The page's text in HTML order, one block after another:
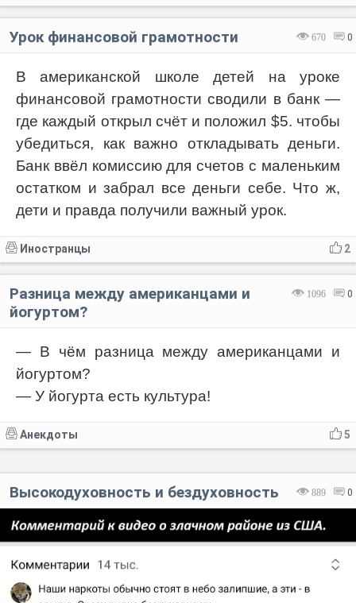
670 0
Урок финансовой грамотности
В американской школе детей на уроке
финансовой грамотности сводили в банк —
где каждый открыл счёт и положил $5. чтобы
убедиться, как важно откладывать деньги.
Банк ввёл комиссию для счетов с маленьким
остатком и забрал все деньги себе. Что ж,
дети и правда получили важный урок.
2
Иностранцы
1096 0
Разница между американцами и
йогуртом?
— В чём разница между американцами и
йогуртом?
— У йогурта есть культура!
5
Анекдоты
889 0
Высокодуховность и бездуховность